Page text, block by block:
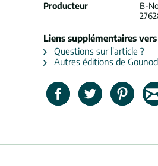
Producteur
B-
Liens supplémentaires vers
Questions sur l'article ?
Autres éditions de